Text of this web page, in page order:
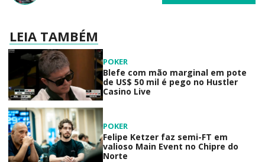
LEIA TAMBÉM
POKER
Blefe com mão marginal em pote
de US$ 50 mil é pego no Hustler
Casino Live
POKER
Felipe Ketzer faz semi-FT em
valioso Main Event no Chipre do
Norte